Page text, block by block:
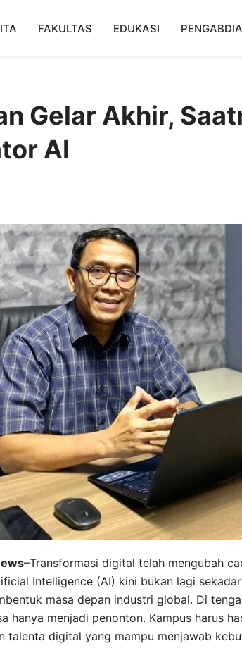
FAKULTAS EDUKASI
Gelar Akhir,
AI
–Transformasi digital telah mengubah
Intelligence (AI) kini bukan lagi
masa depan industri global. Di
hanya menjadi penonton. Kampus harus
talenta digital yang mampu menjawab